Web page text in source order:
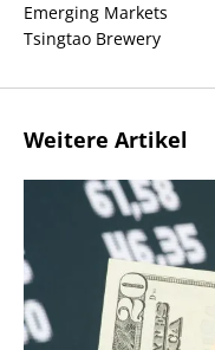
Emerging Markets
Tsingtao Brewery
Weitere Artikel